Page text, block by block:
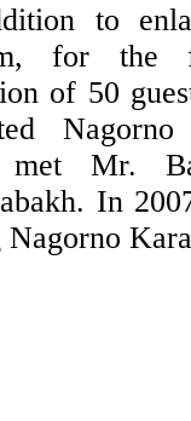
to
for
of 50
Nagorno
met Mr.
In